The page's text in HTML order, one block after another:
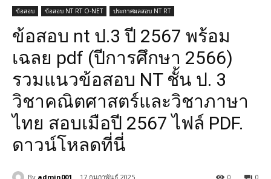
ข้อสอบ ข้อสอบ NT RT O-NET ประกาศผลสอบ NT RT
ข้อสอบ nt ป.3 ปี 2567 พร้อม
เฉลย pdf (ปีการศึกษา 2566)
รวมแนวข้อสอบ NT ชั้น ป. 3
วิชาคณิตศาสตร์และวิชาภาษา
ไทย สอบเมือปี 2567 ไฟล์ PDF.
ดาวน์โหลดที่นี่
By admin001 17 กุมภาพันธ์ 2025 0
0